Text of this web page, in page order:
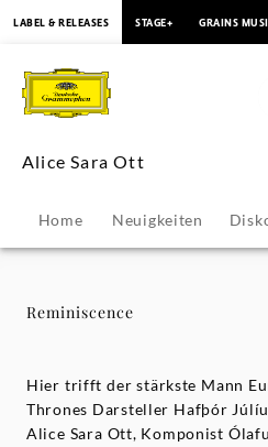
Reminiscence
Alice
Sara
Ott
Grammophon
LABEL & RELEASES STAGE+ GRAINS
Alice Sara Ott
Home Neuigkeiten
Reminiscence
Hier trifft der stärkste Mann
Thrones Darsteller Hafþór
Alice Sara Ott, Komponist